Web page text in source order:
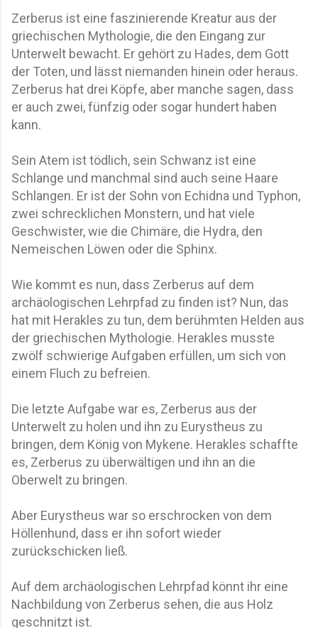
Zerberus ist eine faszinierende Kreatur aus der
griechischen Mythologie, die den Eingang zur
Unterwelt bewacht. Er gehört zu Hades, dem Gott
der Toten, und lässt niemanden hinein oder heraus.
Zerberus hat drei Köpfe, aber manche sagen, dass
er auch zwei, fünfzig oder sogar hundert haben
kann.
Sein Atem ist tödlich, sein Schwanz ist eine
Schlange und manchmal sind auch seine Haare
Schlangen. Er ist der Sohn von Echidna und Typhon,
zwei schrecklichen Monstern, und hat viele
Geschwister, wie die Chimäre, die Hydra, den
Nemeischen Löwen oder die Sphinx.
Wie kommt es nun, dass Zerberus auf dem
archäologischen Lehrpfad zu finden ist? Nun, das
hat mit Herakles zu tun, dem berühmten Helden aus
der griechischen Mythologie. Herakles musste
zwölf schwierige Aufgaben erfüllen, um sich von
einem Fluch zu befreien.
Die letzte Aufgabe war es, Zerberus aus der
Unterwelt zu holen und ihn zu Eurystheus zu
bringen, dem König von Mykene. Herakles schaffte
es, Zerberus zu überwältigen und ihn an die
Oberwelt zu bringen.
Aber Eurystheus war so erschrocken von dem
Höllenhund, dass er ihn sofort wieder
zurückschicken ließ.
Auf dem archäologischen Lehrpfad könnt ihr eine
Nachbildung von Zerberus sehen, die aus Holz
geschnitzt ist.